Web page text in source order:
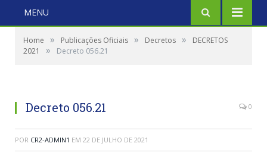
MENU
Home » Publicações Oficiais » Decretos »
DECRETOS
2021
» Decreto 056.21
Decreto 056.21 0
POR CR2-ADMIN1 EM 22 DE JULHO DE 2021